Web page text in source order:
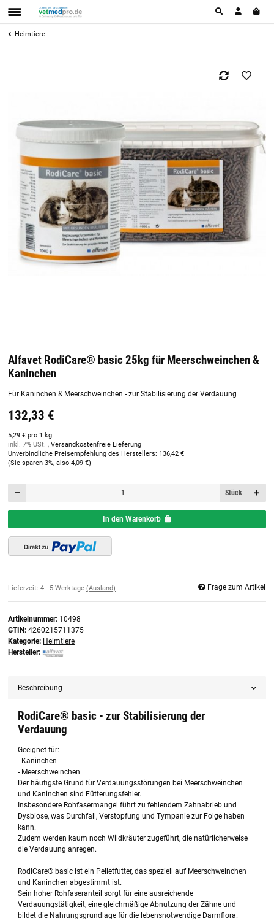
Heimtiere
Alfavet RodiCare® basic 25kg für Meerschweinchen &
Kaninchen
Für Kaninchen & Meerschweinchen - zur Stabilisierung der Verdauung
132,33 €
5,29 € pro 1 kg
inkl. 7% USt. , Versandkostenfreie Lieferung
Unverbindliche Preisempfehlung des Herstellers: 136,42 €
(Sie sparen 3%, also 4,09 €)
Stück
In den Warenkorb
Lieferzeit: 4 - 5 Werktage (Ausland) Frage zum Artikel
Artikelnummer: 10498
GTIN: 4260215711375
Kategorie: Heimtiere
Hersteller:
Beschreibung
RodiCare® basic - zur Stabilisierung der
Verdauung
Geeignet für:
- Kaninchen
- Meerschweinchen
Der häufigste Grund für Verdauungsstörungen bei Meerschweinchen
und Kaninchen sind Fütterungsfehler.
Insbesondere Rohfasermangel führt zu fehlendem Zahnabrieb und
Dysbiose, was Durchfall, Verstopfung und Tympanie zur Folge haben
kann.
Zudem werden kaum noch Wildkräuter zugeführt, die natürlicherweise
die Verdauung anregen.
RodiCare® basic ist ein Pelletfutter, das speziell auf Meerschweinchen
und Kaninchen abgestimmt ist.
Sein hoher Rohfaseranteil sorgt für eine ausreichende
Verdauungstätigkeit, eine gleichmäßige Abnutzung der Zähne und
bildet die Nahrungsgrundlage für die lebensnotwendige Darmflora.